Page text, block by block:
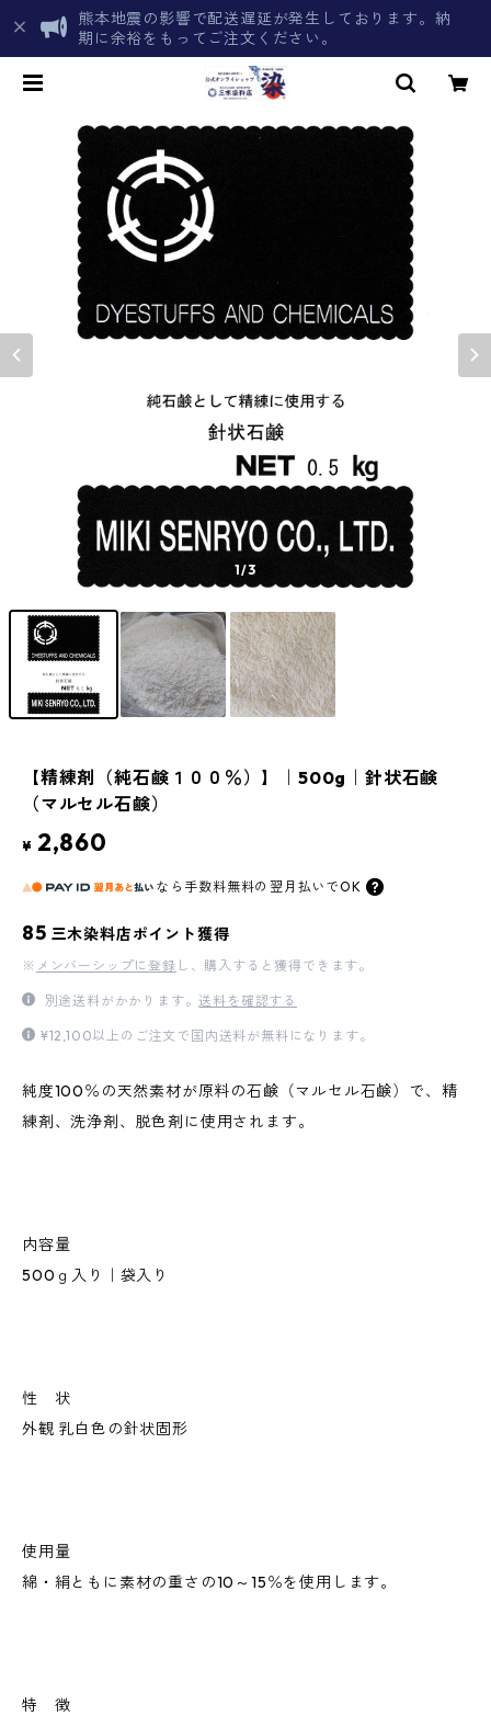
熊本地震の影響で配送遅延が発生しております。納
期に余裕をもってご注文ください。
1/3
【精練剤（純石鹸１００％）】｜500g｜針状石鹸
（マルセル石鹸）
¥ 2,860
なら 手数料無料の 翌月払いでOK
85 三木染料店ポイント獲得
※ メンバーシップに登録 し、購入すると獲得できます。
別途送料がかかります。送料を確認する
¥12,100以上のご注文で国内送料が無料になります。
純度100％の天然素材が原料の石鹸（マルセル石鹸）で、精
練剤、洗浄剤、脱色剤に使用されます。
内容量
500ｇ入り｜袋入り
性 状
外観 乳白色の針状固形
使用量
綿・絹ともに素材の重さの10～15％を使用します。
特 徴